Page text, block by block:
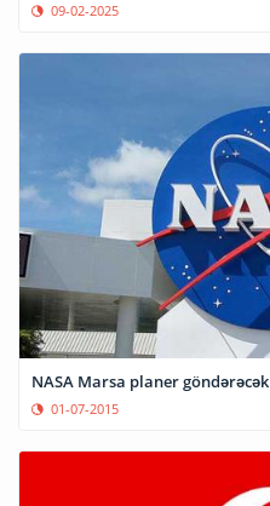
09-02-2025
NASА Marsa planer göndərəcək
01-07-2015